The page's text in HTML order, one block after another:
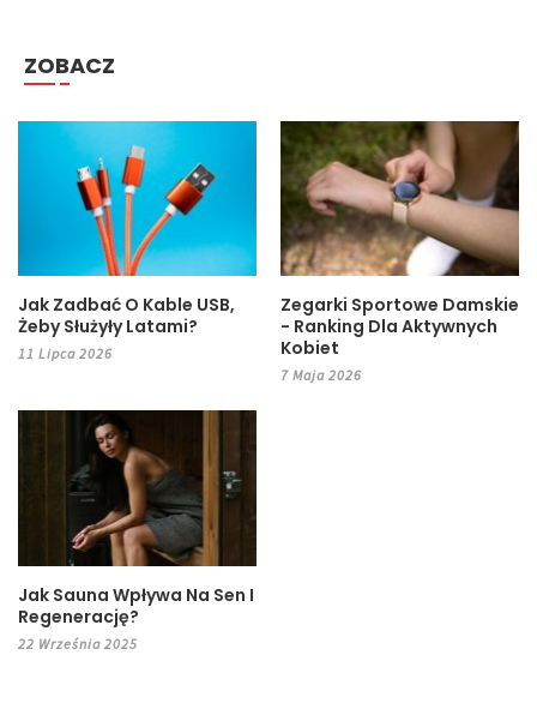
ZOBACZ
Jak Zadbać O Kable USB,
Żeby Służyły Latami?
11 Lipca 2026
Zegarki Sportowe Damskie
- Ranking Dla Aktywnych
Kobiet
7 Maja 2026
Jak Sauna Wpływa Na Sen I
Regenerację?
22 Września 2025